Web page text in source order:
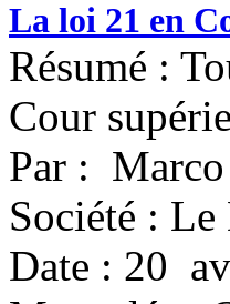
La loi 21 en
Résumé :
Cour
Par :
Société :
Date : 20